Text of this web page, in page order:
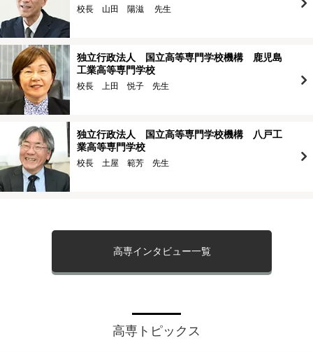
校長 山田 陽滋 先生
独立行政法人 国立高等専門学校機構 鹿児島
工業高等専門学校
校長 上田 悦子 先生
独立行政法人 国立高等専門学校機構 八戸工
業高等専門学校
校長 土屋 範芳 先生
高専インタビュー一覧
高専トピックス